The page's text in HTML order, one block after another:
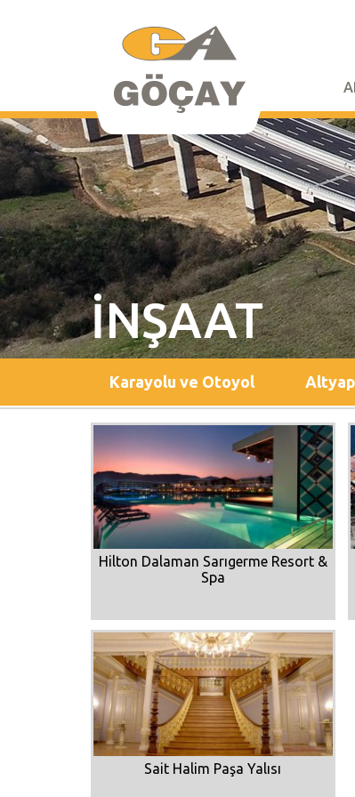
İNŞAAT
Karayolu ve Otoyol
Hilton Dalaman Sarıgerme Resort &
Spa
Sait Halim Paşa Yalısı